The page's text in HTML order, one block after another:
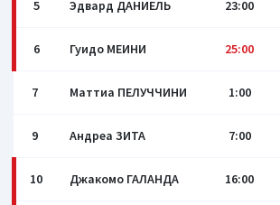
5 Эдвард ДАНИЕЛЬ 23:00
6 Гуидо МЕИНИ 25:00
7 Маттиа ПЕЛУЧЧИНИ 1:00
9 Андреа ЗИТА 7:00
10 Джакомо ГАЛАНДА 16:00